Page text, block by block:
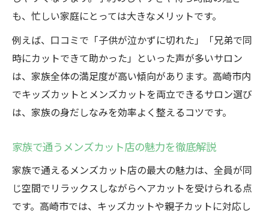
も、忙しい家庭にとっては大きなメリットです。
例えば、口コミで「子供が泣かずに切れた」「兄弟で同
時にカットできて助かった」といった声が多いサロン
は、家族全体の満足度が高い傾向があります。高崎市内
でキッズカットとメンズカットを両立できるサロン選び
は、家族の身だしなみを効率よく整えるコツです。
家族で通うメンズカット店の魅力を徹底解説
家族で通えるメンズカット店の最大の魅力は、全員が同
じ空間でリラックスしながらヘアカットを受けられる点
です。高崎市では、キッズカットや親子カットに対応し